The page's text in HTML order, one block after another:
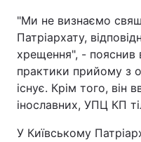
"Ми не визнаємо
Патріархату,
хрещення", - пояснив
практики прийому з
існує. Крім того,
інославних, УПЦ КП
У Київському